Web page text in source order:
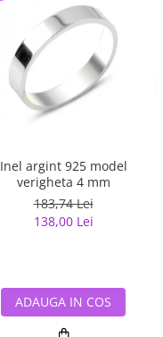
Inel argint 925 model
verigheta 4 mm
183,74 Lei
138,00 Lei
ADAUGA IN COS